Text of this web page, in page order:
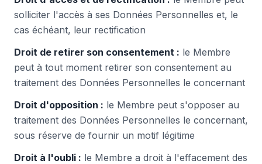
solliciter l'accès à ses Données Personnelles et, le
cas échéant, leur rectification
Droit de retirer son consentement : le Membre
peut à tout moment retirer son consentement au
traitement des Données Personnelles le concernant
Droit d'opposition : le Membre peut s'opposer au
traitement des Données Personnelles le concernant,
sous réserve de fournir un motif légitime
Droit à l'oubli : le Membre a droit à l'effacement des